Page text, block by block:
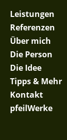
Leistungen
Referenzen
Über mich
Die Person
Die Idee
Tipps & Mehr
Kontakt
pfeilWerke